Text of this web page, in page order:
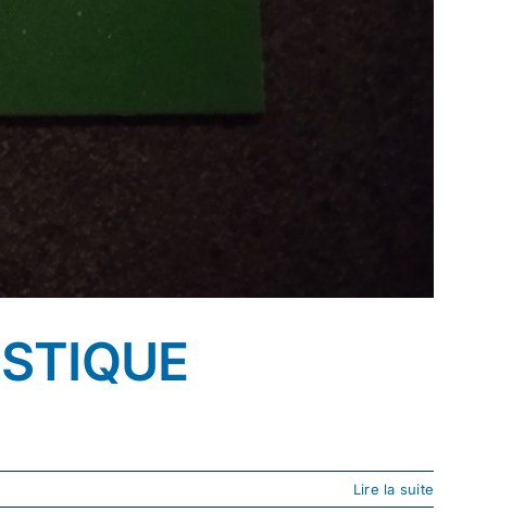
Lire la suite